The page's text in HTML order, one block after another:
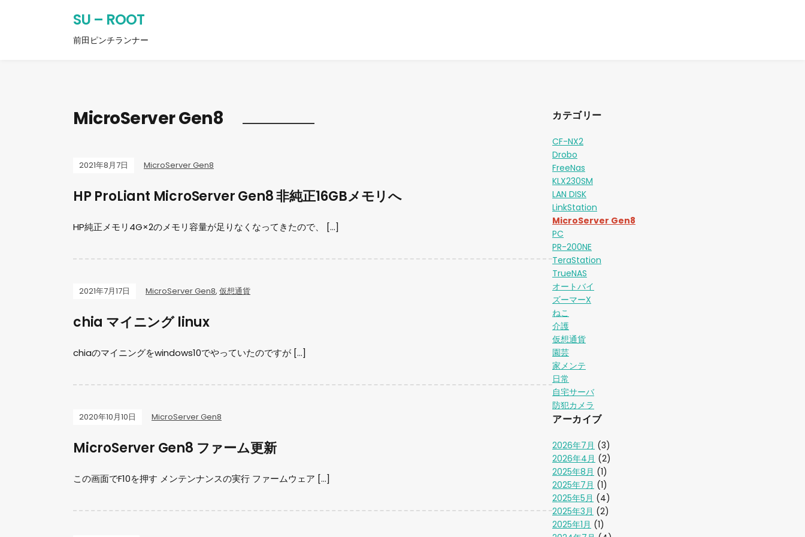
SU – ROOT
前田ピンチランナー
MicroServer Gen8
2021年8月7日 MicroServer Gen8
HP ProLiant MicroServer Gen8 非純正16GBメモリへ
HP純正メモリ4G×2のメモリ容量が足りなくなってきたので、 […]
2021年7月17日 MicroServer Gen8, 仮想通貨
chia マイニング linux
chiaのマイニングをwindows10でやっていたのですが […]
2020年10月10日 MicroServer Gen8
MicroServer Gen8 ファーム更新
この画面でF10を押す メンテンナンスの実行 ファームウェア […]
カテゴリー
CF-NX2
Drobo
FreeNas
KLX230SM
LAN DISK
LinkStation
MicroServer Gen8
PC
PR-200NE
TeraStation
TrueNAS
オートバイ
ズーマーX
ねこ
介護
仮想通貨
園芸
家メンテ
日常
自宅サーバ
防犯カメラ
アーカイブ
2026年7月 (3)
2026年4月 (2)
2025年8月 (1)
2025年7月 (1)
2025年5月 (4)
2025年3月 (2)
2025年1月 (1)